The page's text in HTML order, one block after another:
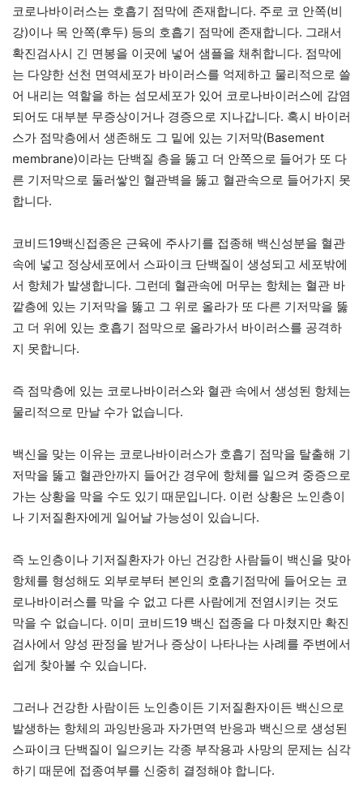
코로나바이러스는 호흡기 점막에 존재합니다. 주로 코 안쪽(비
강)이나 목 안쪽(후두) 등의 호흡기 점막에 존재합니다. 그래서
확진검사시 긴 면봉을 이곳에 넣어 샘플을 채취합니다. 점막에
는 다양한 선천 면역세포가 바이러스를 억제하고 물리적으로 쓸
어 내리는 역할을 하는 섬모세포가 있어 코로나바이러스에 감염
되어도 대부분 무증상이거나 경증으로 지나갑니다. 혹시 바이러
스가 점막층에서 생존해도 그 밑에 있는 기저막(Basement
membrane)이라는 단백질 층을 뚫고 더 안쪽으로 들어가 또 다
른 기저막으로 둘러쌓인 혈관벽을 뚫고 혈관속으로 들어가지 못
합니다.
코비드19백신접종은 근육에 주사기를 접종해 백신성분을 혈관
속에 넣고 정상세포에서 스파이크 단백질이 생성되고 세포밖에
서 항체가 발생합니다. 그런데 혈관속에 머무는 항체는 혈관 바
깥층에 있는 기저막을 뚫고 그 위로 올라가 또 다른 기저막을 뚫
고 더 위에 있는 호흡기 점막으로 올라가서 바이러스를 공격하
지 못합니다.
즉 점막층에 있는 코로나바이러스와 혈관 속에서 생성된 항체는
물리적으로 만날 수가 없습니다.
백신을 맞는 이유는 코로나바이러스가 호흡기 점막을 탈출해 기
저막을 뚫고 혈관안까지 들어간 경우에 항체를 일으켜 중증으로
가는 상황을 막을 수도 있기 때문입니다. 이런 상황은 노인층이
나 기저질환자에게 일어날 가능성이 있습니다.
즉 노인층이나 기저질환자가 아닌 건강한 사람들이 백신을 맞아
항체를 형성해도 외부로부터 본인의 호흡기점막에 들어오는 코
로나바이러스를 막을 수 없고 다른 사람에게 전염시키는 것도
막을 수 없습니다. 이미 코비드19 백신 접종을 다 마쳤지만 확진
검사에서 양성 판정을 받거나 증상이 나타나는 사례를 주변에서
쉽게 찾아볼 수 있습니다.
그러나 건강한 사람이든 노인층이든 기저질환자이든 백신으로
발생하는 항체의 과잉반응과 자가면역 반응과 백신으로 생성된
스파이크 단백질이 일으키는 각종 부작용과 사망의 문제는 심각
하기 때문에 접종여부를 신중히 결정해야 합니다.